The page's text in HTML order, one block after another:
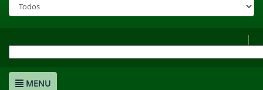
MENU